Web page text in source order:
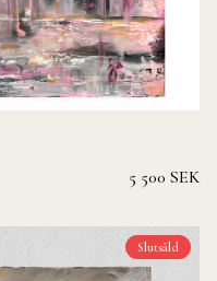
5 500 SEK
Slutsåld